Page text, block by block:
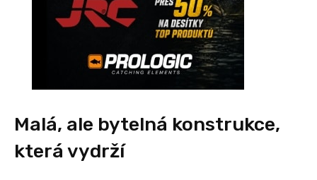
Malá, ale bytelná konstrukce,
která vydrží